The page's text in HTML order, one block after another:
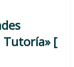
Tutoría» [